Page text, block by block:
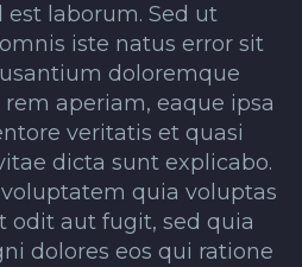
laborum. Sed ut
iste natus error sit
doloremque
aperiam, eaque ipsa
veritatis et quasi
dicta sunt explicabo.
quia voluptas
odit aut fugit, sed quia
dolores eos qui ratione